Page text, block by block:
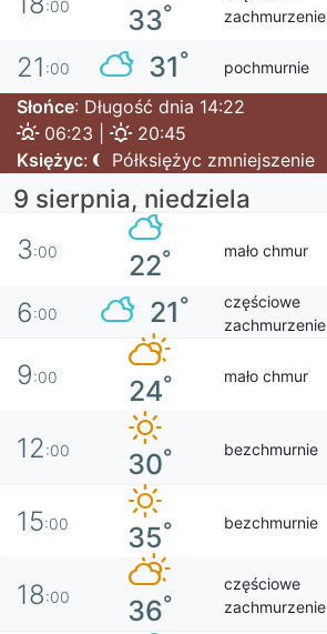
:00 33°
zachmurzenie
21 :00 31° pochmurnie
Słońce: Długość dnia 14:22
06:23 |
20:45
Księżyc: Półksiężyc zmniejszenie
9 sierpnia, niedziela
3:00 22° mało chmur
6:00 21°
częściowe
zachmurzenie
9:00 24° mało chmur
12:00 30° bezchmurnie
15:00 35° bezchmurnie
18:00 36°
częściowe
zachmurzenie